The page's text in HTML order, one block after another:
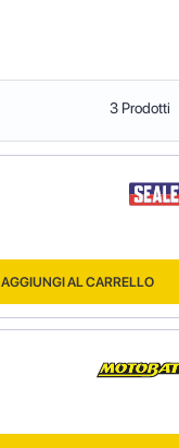
3 Prodotti
AGGIUNGI AL CARRELLO